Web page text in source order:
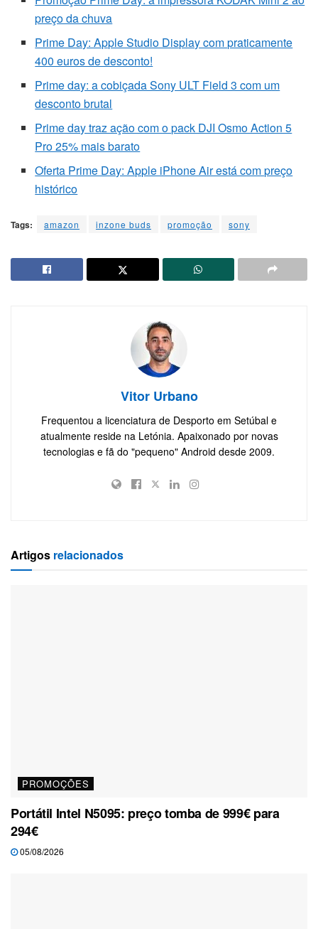
preço da chuva
Prime Day: Apple Studio Display com praticamente
400 euros de desconto!
Prime day: a cobiçada Sony ULT Field 3 com um
desconto brutal
Prime day traz ação com o pack DJI Osmo Action 5
Pro 25% mais barato
Oferta Prime Day: Apple iPhone Air está com preço
histórico
Tags: amazon inzone buds promoção sony
Vitor Urbano
Frequentou a licenciatura de Desporto em Setúbal e
atualmente reside na Letónia. Apaixonado por novas
tecnologias e fã do "pequeno" Android desde 2009.
Artigos relacionados
PROMOÇÕES
Portátil Intel N5095: preço tomba de 999€ para
294€
05/08/2026